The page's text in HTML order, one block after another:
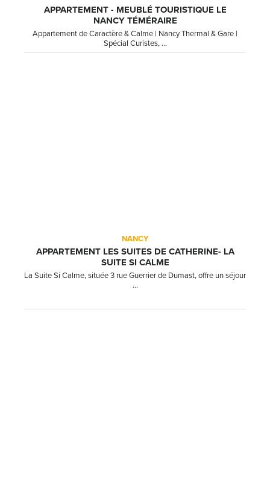
APPARTEMENT - MEUBLÉ TOURISTIQUE LE
NANCY TÉMÉRAIRE
Appartement de Caractère & Calme | Nancy Thermal & Gare |
Spécial Curistes, ...
NANCY
APPARTEMENT LES SUITES DE CATHERINE- LA
SUITE SI CALME
La Suite Si Calme, située 3 rue Guerrier de Dumast, offre un séjour
...